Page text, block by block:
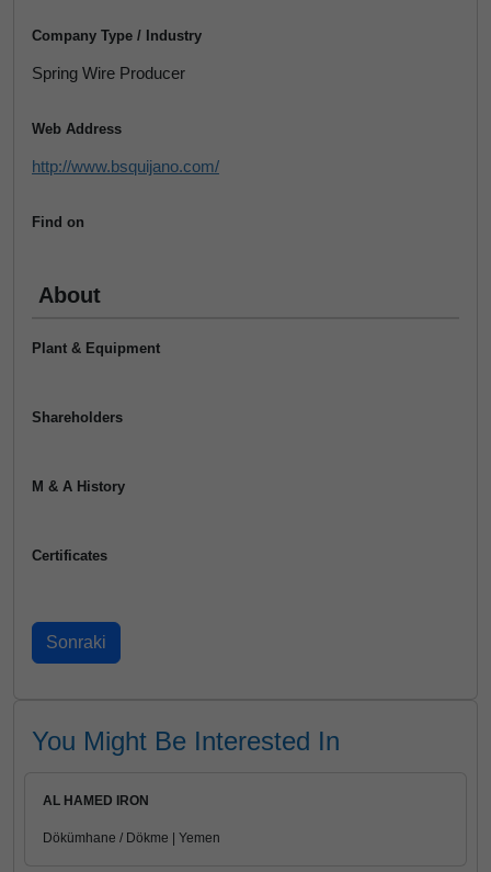
Company Type / Industry
Spring Wire Producer
Web Address
http://www.bsquijano.com/
Find on
About
Plant & Equipment
Shareholders
M & A History
Certificates
You Might Be Interested In
AL HAMED IRON
Dökümhane / Dökme | Yemen